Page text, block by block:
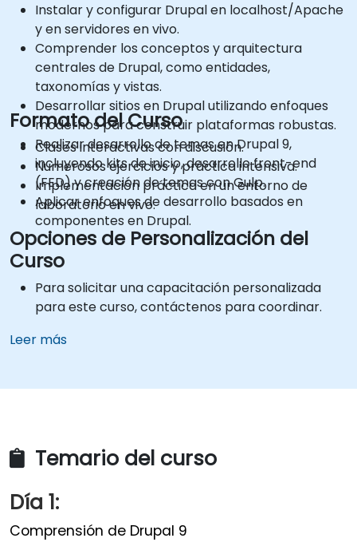
Instalar y configurar Drupal en localhost/Apache
y en servidores en vivo.
Comprender los conceptos y arquitectura
centrales de Drupal, como entidades,
taxonomías y vistas.
Desarrollar sitios en Drupal utilizando enfoques
modernos para construir plataformas robustas.
Realizar desarrollo de temas en Drupal 9,
incluyendo kits de inicio, desarrollo front-end
(FED) y creación de temas con Gulp.
Aplicar enfoques de desarrollo basados en
componentes en Drupal.
Formato del Curso
Clases interactivas con discusión.
Numerosos ejercicios y práctica intensiva.
Implementación práctica en un entorno de
laboratorio en vivo.
Opciones de Personalización del
Curso
Para solicitar una capacitación personalizada
para este curso, contáctenos para coordinar.
Leer más
Temario del curso
Día 1:
Comprensión de Drupal 9